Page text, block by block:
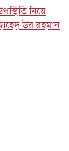
নিয়ে
উর রহমান